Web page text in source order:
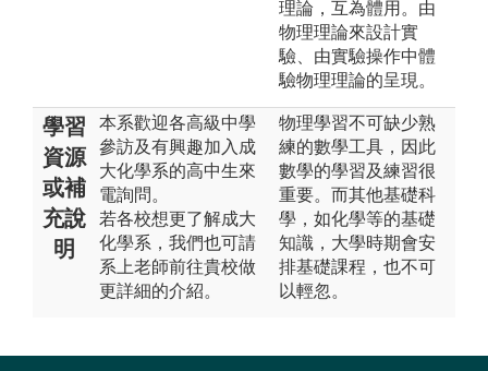
理論，互為體用。由
物理理論來設計實
驗、由實驗操作中體
驗物理理論的呈現。
學習
資源
或補
充說
明
本系歡迎各高級中學
參訪及有興趣加入成
大化學系的高中生來
電詢問。
若各校想更了解成大
化學系，我們也可請
系上老師前往貴校做
更詳細的介紹。
物理學習不可缺少熟
練的數學工具，因此
數學的學習及練習很
重要。而其他基礎科
學，如化學等的基礎
知識，大學時期會安
排基礎課程，也不可
以輕忽。